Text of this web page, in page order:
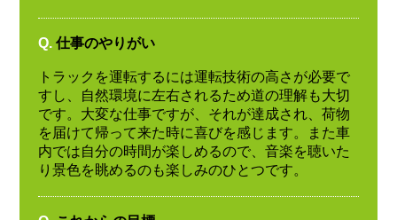
Q. 仕事のやりがい
トラックを運転するには運転技術の高さが必要で
すし、自然環境に左右されるため道の理解も大切
です。大変な仕事ですが、それが達成され、荷物
を届けて帰って来た時に喜びを感じます。また車
内では自分の時間が楽しめるので、音楽を聴いた
り景色を眺めるのも楽しみのひとつです。